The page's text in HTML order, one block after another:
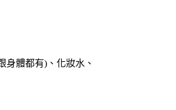
身體都有)、化妝水、